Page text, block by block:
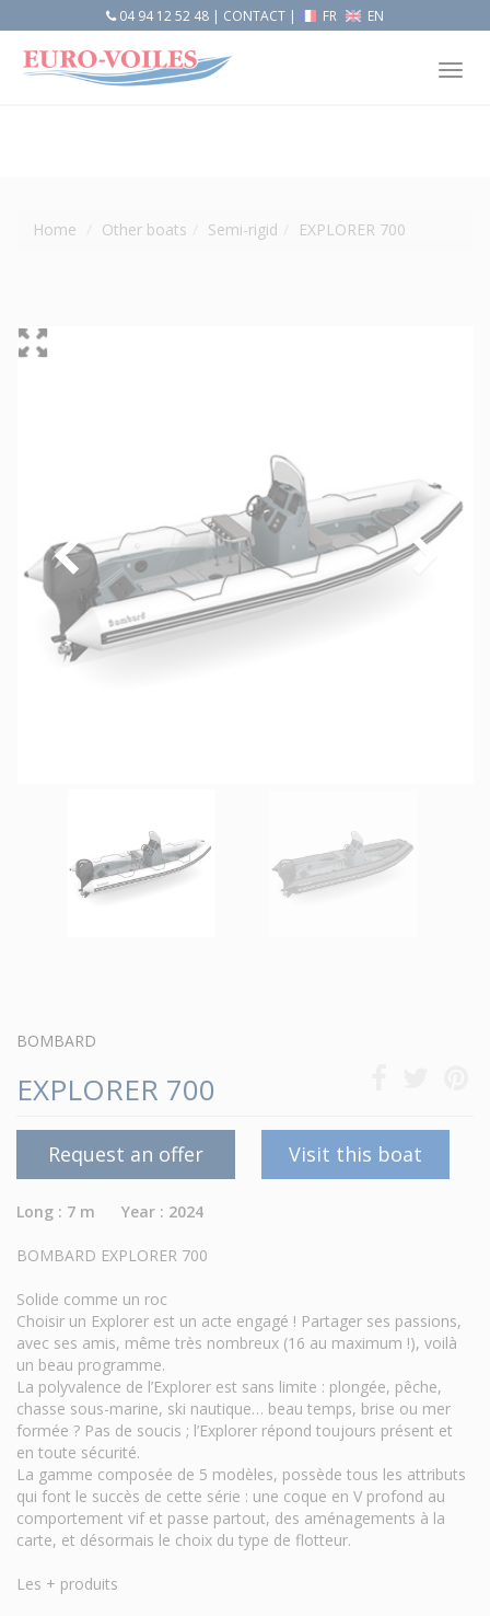
04 94 12 52 48| CONTACT| FR EN
Home Other boats Semi-rigid EXPLORER 700
BOMBARD
EXPLORER 700
Request an offer Visit this boat
Long : 7 m Year : 2024
BOMBARD EXPLORER 700
Solide comme un roc
Choisir un Explorer est un acte engagé ! Partager ses passions,
avec ses amis, même très nombreux (16 au maximum !), voilà
un beau programme.
La polyvalence de l’Explorer est sans limite : plongée, pêche,
chasse sous-marine, ski nautique… beau temps, brise ou mer
formée ? Pas de soucis ; l’Explorer répond toujours présent et
en toute sécurité.
La gamme composée de 5 modèles, possède tous les attributs
qui font le succès de cette série : une coque en V profond au
comportement vif et passe partout, des aménagements à la
carte, et désormais le choix du type de flotteur.
Les + produits